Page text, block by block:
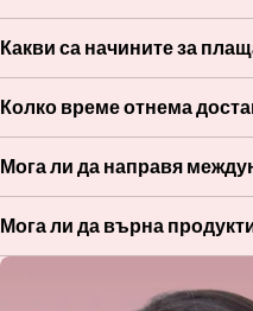
Какви са начините за
Колко време отнема
Мога ли да направя
Мога ли да върна